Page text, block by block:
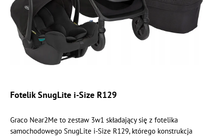
Fotelik SnugLite i-Size R129
Graco Near2Me to zestaw 3w1 składający się z fotelika
samochodowego SnugLite i-Size R129, którego konstrukcja